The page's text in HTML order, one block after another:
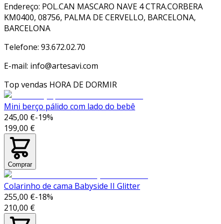
Endereço: POL.CAN MASCARO NAVE 4 CTRA.CORBERA
KM0400, 08756, PALMA DE CERVELLO, BARCELONA,
BARCELONA
Telefone: 93.672.02.70
E-mail: info@artesavi.com
Top vendas HORA DE DORMIR
Mini berço pálido com lado do bebê
245,00 €-19%
199,00 €
Comprar
Colarinho de cama Babyside II Glitter
255,00 €-18%
210,00 €